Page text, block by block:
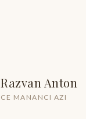
Razvan Anton
CE MANANCI AZI